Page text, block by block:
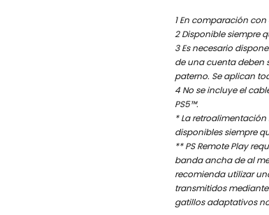
1 En comparación con
2 Disponible siempre
3 Es necesario
de una cuenta deben
paterno. Se aplican
4 No se incluye el
PS5™.
* La
disponibles siempre
** PS Remote Play
banda ancha de al
recomienda utilizar
transmitidos
gatillos adaptativos